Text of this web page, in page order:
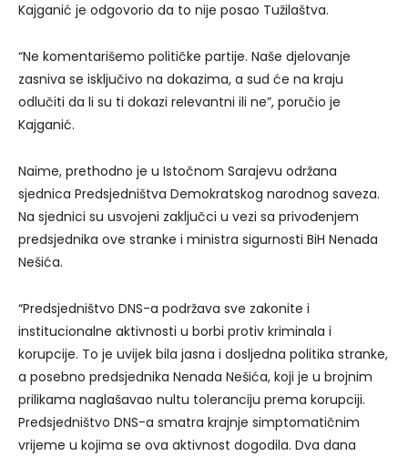
Kajganić je odgovorio da to nije posao Tužilaštva.
“Ne komentarišemo političke partije. Naše djelovanje
zasniva se isključivo na dokazima, a sud će na kraju
odlučiti da li su ti dokazi relevantni ili ne”, poručio je
Kajganić.
Naime, prethodno je u Istočnom Sarajevu održana
sjednica Predsjedništva Demokratskog narodnog saveza.
Na sjednici su usvojeni zaključci u vezi sa privođenjem
predsjednika ove stranke i ministra sigurnosti BiH Nenada
Nešića.
“Predsjedništvo DNS-a podržava sve zakonite i
institucionalne aktivnosti u borbi protiv kriminala i
korupcije. To je uvijek bila jasna i dosljedna politika stranke,
a posebno predsjednika Nenada Nešića, koji je u brojnim
prilikama naglašavao nultu toleranciju prema korupciji.
Predsjedništvo DNS-a smatra krajnje simptomatičnim
vrijeme u kojima se ova aktivnost dogodila. Dva dana